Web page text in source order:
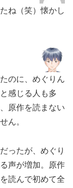
ね（笑）懐かし
のに、めぐりん
感じる人も多
原作を読まない
ん。
ったが、めぐり
声が増加。原作
読んで初めて全